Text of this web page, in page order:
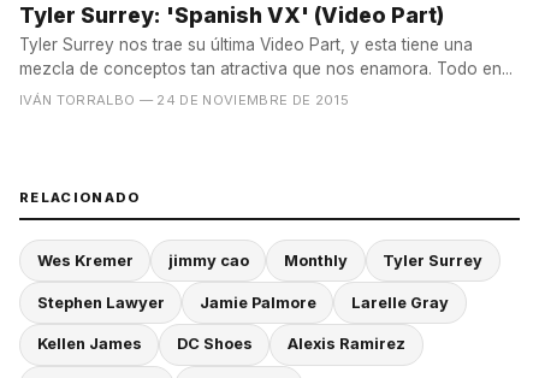
Tyler Surrey: 'Spanish VX' (Video Part)
Tyler Surrey nos trae su última Video Part, y esta tiene una
mezcla de conceptos tan atractiva que nos enamora. Todo en...
IVÁN TORRALBO — 24 DE NOVIEMBRE DE 2015
RELACIONADO
Wes Kremer jimmy cao Monthly Tyler Surrey
Stephen Lawyer Jamie Palmore Larelle Gray
Kellen James DC Shoes Alexis Ramirez